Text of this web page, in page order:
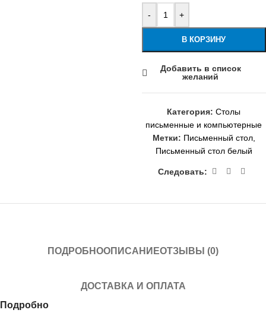
- +
В КОРЗИНУ
Добавить в список
желаний
Категория: Столы
письменные и компьютерные
Метки: Письменный стол,
Письменный стол белый
Следовать:
ПОДРОБНООПИСАНИЕОТЗЫВЫ (0)
ДОСТАВКА И ОПЛАТА
Подробно